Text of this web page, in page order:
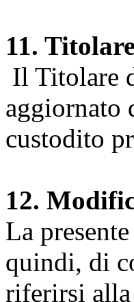
11.
Il Titolare
aggiornato
custodito
12.
La
quindi, di
riferirsi alla